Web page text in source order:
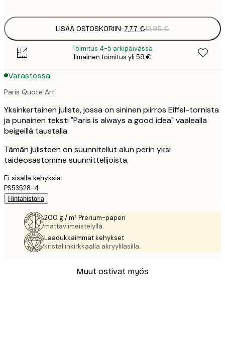
LISÄÄ OSTOSKORIIN-7,77 €12,95 €
Toimitus 4-5 arkipäivässä
Ilmainen toimitus yli 59 €
Varastossa
Paris Quote Art
Yksinkertainen juliste, jossa on sininen piirros Eiffel-tornista
ja punainen teksti "Paris is always a good idea" vaalealla
beigeillä taustalla.
Tämän julisteen on suunnitellut alun perin yksi
taideosastomme suunnittelijoista.
Ei sisällä kehyksiä.
PS53528-4
Hintahistoria
200 g / m² Prerium-paperi
mattaviimeistelyllä.
Laadukkaimmat kehykset
kristallinkirkkaalla akryylilasilla.
Muut ostivat myös